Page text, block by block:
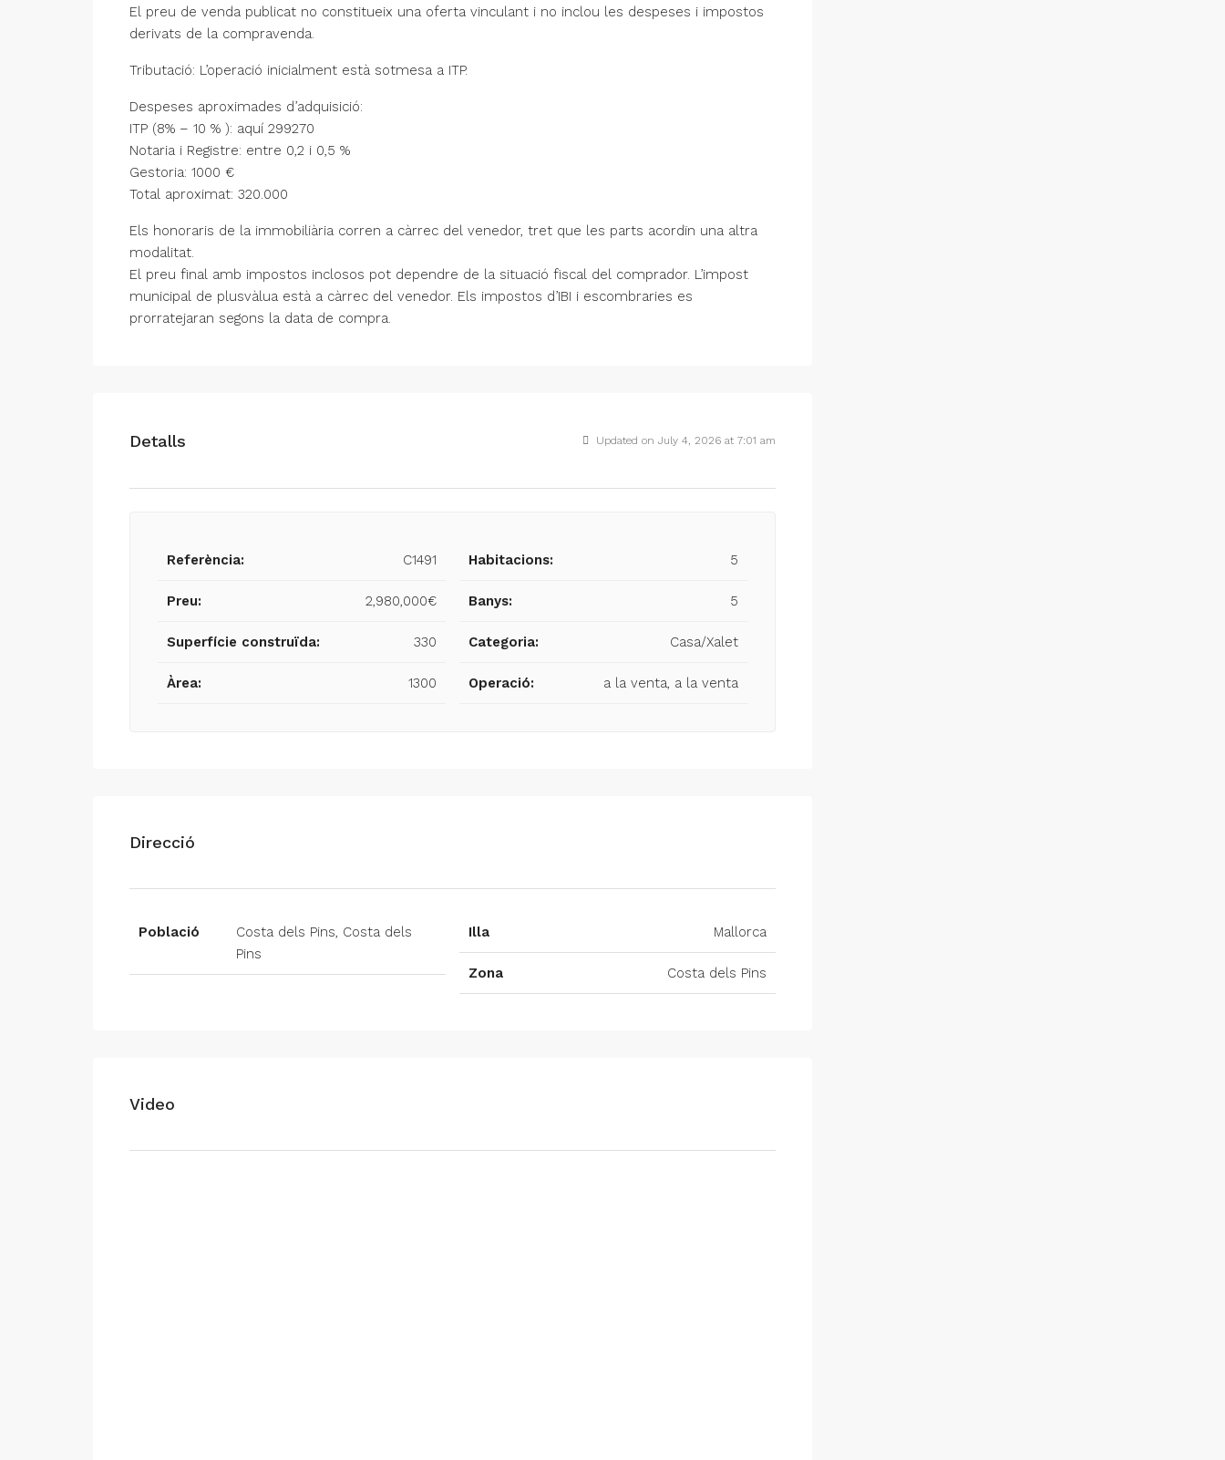
El preu de venda publicat no constitueix una oferta vinculant i no inclou les despeses i impostos
derivats de la compravenda.
Tributació: L’operació inicialment està sotmesa a ITP.
Despeses aproximades d’adquisició:
ITP (8% – 10 % ): aquí 299270
Notaria i Registre: entre 0,2 i 0,5 %
Gestoria: 1000 €
Total aproximat: 320.000
Els honoraris de la immobiliària corren a càrrec del venedor, tret que les parts acordïn una altra
modalitat.
El preu final amb impostos inclosos pot dependre de la situació fiscal del comprador. L’impost
municipal de plusvàlua està a càrrec del venedor. Els impostos d’IBI i escombraries es
prorratejaran segons la data de compra.
Detalls Updated on July 4, 2026 at 7:01 am
Referència: C1491
Preu: 2,980,000€
Superfície construïda: 330
Àrea: 1300
Habitacions: 5
Banys: 5
Categoria: Casa/Xalet
Operació: a la venta, a la venta
Direcció
Població
Costa dels Pins, Costa dels
Pins
Illa Mallorca
Zona Costa dels Pins
Video